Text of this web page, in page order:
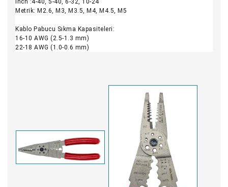
Metrik: M2.6, M3, M3.5, M4, M4.5, M5
Kablo Pabucu Sıkma Kapasiteleri:
16-10 AWG (2.5-1.3 mm)
22-18 AWG (1.0-0.6 mm)